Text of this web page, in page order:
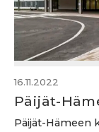
16.11.2022
Päijät-
Päijät-Hämeen